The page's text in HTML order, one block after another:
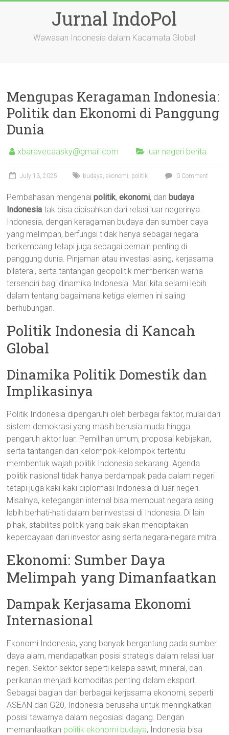
Jurnal IndoPol
Wawasan Indonesia dalam Kacamata Global
Mengupas Keragaman Indonesia:
Politik dan Ekonomi di Panggung
Dunia
xbaravecaasky@gmail.com luar negeri berita
July 13, 2025 budaya,ekonomi, politik 0 Comment
Pembahasan mengenaipolitik,ekonomi, dan budaya
Indonesia tak bisa dipisahkan dari relasi luar negerinya.
Indonesia, dengan keragaman budaya dan sumber daya
yang melimpah, berfungsi tidak hanya sebagai negara
berkembang tetapi juga sebagai pemain penting di
panggung dunia. Pinjaman atau investasi asing, kerjasama
bilateral, serta tantangan geopolitik memberikan warna
tersendiri bagi dinamika Indonesia. Mari kita selami lebih
dalam tentang bagaimana ketiga elemen ini saling
berhubungan.
Politik Indonesia di Kancah
Global
Dinamika Politik Domestik dan
Implikasinya
Politik Indonesia dipengaruhi oleh berbagai faktor, mulai dari
sistem demokrasi yang masih berusia muda hingga
pengaruh aktor luar. Pemilihan umum, proposal kebijakan,
serta tantangan dari kelompok-kelompok tertentu
membentuk wajah politik Indonesia sekarang. Agenda
politik nasional tidak hanya berdampak pada dalam negeri
tetapi juga kaki-kaki diplomasi Indonesia di luar negeri.
Misalnya, ketegangan internal bisa membuat negara asing
lebih berhati-hati dalam berinvestasi di Indonesia. Di lain
pihak, stabilitas politik yang baik akan menciptakan
kepercayaan dari investor asing serta negara-negara mitra.
Ekonomi: Sumber Daya
Melimpah yang Dimanfaatkan
Dampak Kerjasama Ekonomi
Internasional
Ekonomi Indonesia, yang banyak bergantung pada sumber
daya alam, mendapatkan posisi strategis dalam relasi luar
negeri. Sektor-sektor seperti kelapa sawit, mineral, dan
perikanan menjadi komoditas penting dalam eksport.
Sebagai bagian dari berbagai kerjasama ekonomi, seperti
ASEAN dan G20, Indonesia berusaha untuk meningkatkan
posisi tawarnya dalam negosiasi dagang. Dengan
memanfaatkan politik ekonomi budaya, Indonesia bisa